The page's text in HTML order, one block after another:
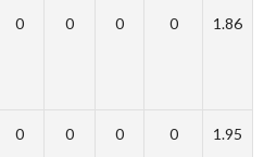
0 0 0 0 1.86
0 0 0 0 1.95